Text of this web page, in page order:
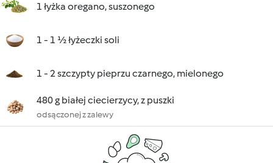
1 łyżka oregano, suszonego
1 - 1 ½ łyżeczki soli
1 - 2 szczypty pieprzu czarnego, mielonego
480 g białej ciecierzycy, z puszki
odsączonej z zalewy